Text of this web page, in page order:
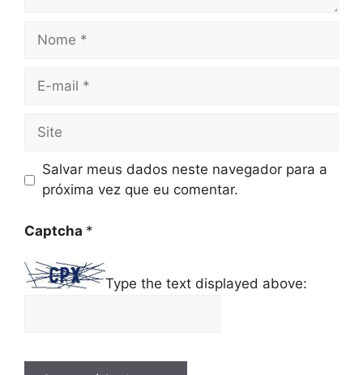
Nome
Site
Salvar meus dados neste navegador para a
próxima vez que eu comentar.
Captcha *
Type the text displayed above: